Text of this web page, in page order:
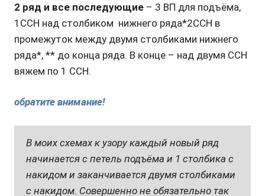
2 ряд и все последующие – 3 ВП для подъёма,
1ССН над столбиком нижнего ряда*2ССН в
промежуток между двумя столбиками нижнего
ряда*, ** до конца ряда. В конце – над двумя ССН
вяжем по 1 ССН.
обратите внимание!
В моих схемах к узору каждый новый ряд
начинается с петель подъёма и 1 столбика с
накидом и заканчивается двумя столбиками
с накидом. Совершенно не обязательно так